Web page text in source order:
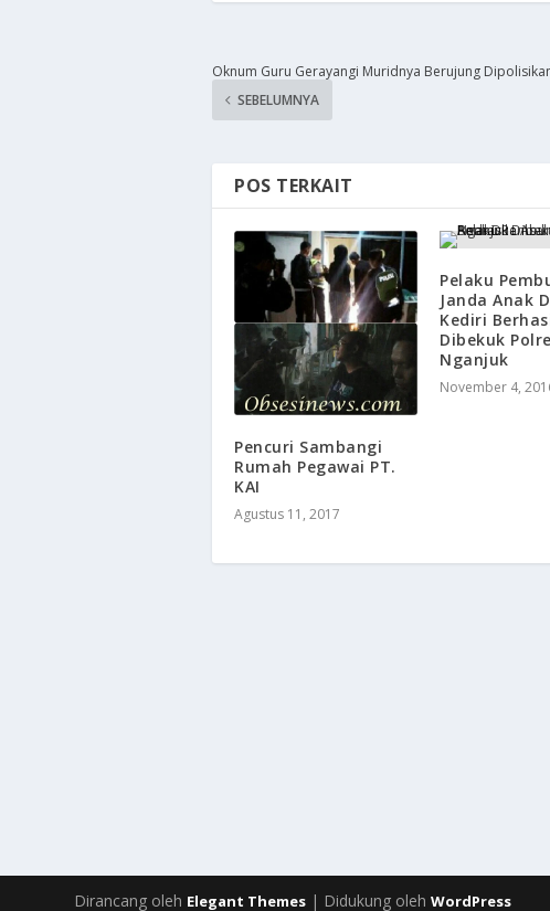
Oknum Guru Gerayangi Muridnya Berujung
SEBELUMNYA
POS TERKAIT
Pencuri Sambangi
Rumah Pegawai PT.
KAI
Agustus 11, 2017
Pelaku
Janda Anak
Kediri
Dibekuk
Nganjuk
November 4,
Dirancang oleh Elegant Themes | Didukung olehWordPress